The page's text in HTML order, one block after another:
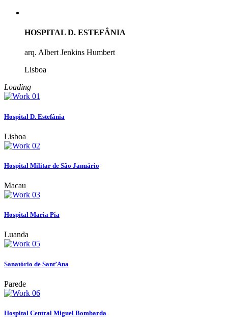
HOSPITAL D. ESTEFÂNIA
arq. Albert Jenkins Humbert
Lisboa
Loading
Hospital D. Estefânia
Lisboa
Hospital Militar de São Januário
Macau
Hospital Maria Pia
Luanda
Sanatório de Sant’Ana
Parede
Hospital Central Miguel Bombarda